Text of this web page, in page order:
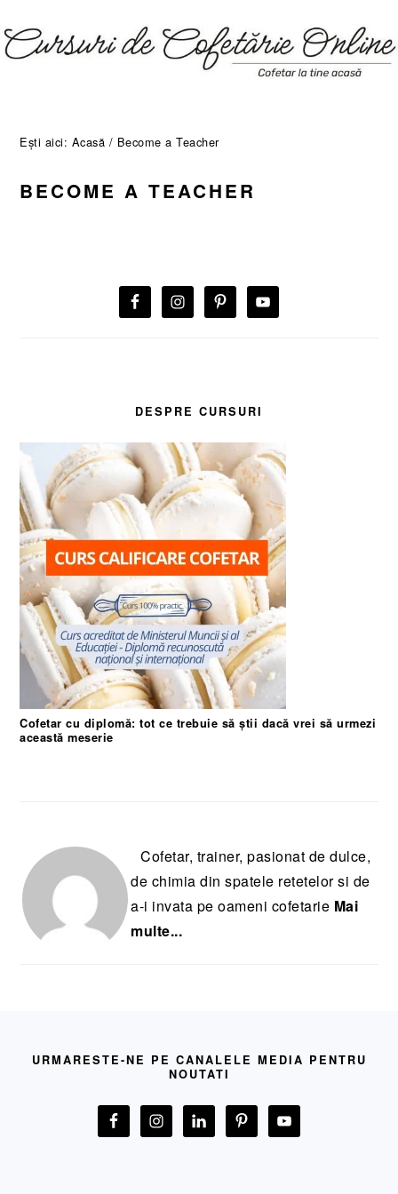
to
primary
to
main
to
primary
to
footer
Ești aici: Acasă / Become a Teacher
BECOME A TEACHER
PRINCIPALĂ
DESPRE CURSURI
Cofetar cu diplomă: tot ce trebuie să știi dacă vrei să urmezi
această meserie
Cofetar, trainer, pasionat de dulce,
de chimia din spatele retetelor si de
a-i invata pe oameni cofetarie Mai
multe...
URMARESTE-NE PE CANALELE MEDIA PENTRU
NOUTATI